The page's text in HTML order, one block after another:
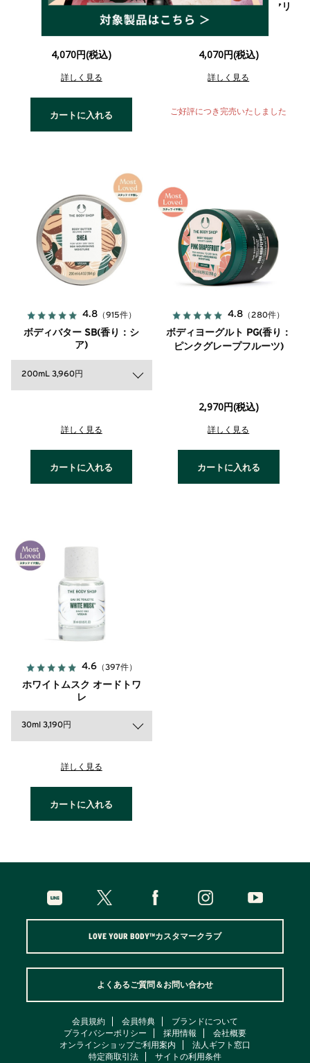
クリーム LA&ベチバー
4,070円(税込)
詳しく見る
カートに入れる
リーム ユーカリ&ローズマリ
4,070円(税込)
詳しく見る
ご好評につき完売いたしました
4.8（915件）
ボディバター SB(香り：シ
ア)
200mL 3,960円
詳しく見る
カートに入れる
4.8 （280件）
ボディヨーグルト PG(香り：
ピンクグレープフルーツ)
2,970円(税込)
詳しく見る
カートに入れる
4.6（397件）
ホワイトムスク オードトワ
レ
30ml 3,190円
詳しく見る
カートに入れる
LOVE YOUR BODY™カスタマークラブ
よくあるご質問＆お問い合わせ
会員規約 会員特典
ブランドについて
プライバシーポリシー
採用情報
会社概要
オンラインショップご利用案内
法人ギフト窓口
特定商取引法
サイトの利用条件